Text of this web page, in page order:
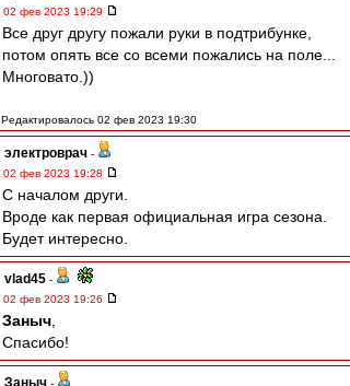
02 фев 2023 19:29
Все друг другу пожали руки в подтрибунке,
потом опять все со всеми пожались на поле...
Многовато.))
Редактировалось 02 фев 2023 19:30
электроврач -
02 фев 2023 19:28
С началом други.
Вроде как первая официальная игра сезона.
Будет интересно.
vlad45 -
02 фев 2023 19:26
Заныч
Спасибо!
Заныч -